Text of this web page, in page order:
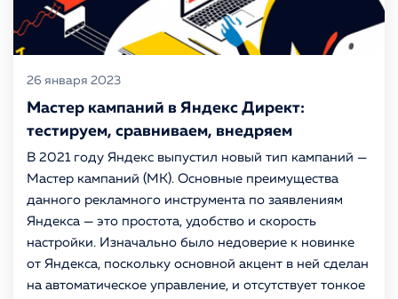
26 января 2023
Мастер кампаний в Яндекс Директ:
тестируем, сравниваем, внедряем
В 2021 году Яндекс выпустил новый тип кампаний —
Мастер кампаний (МК). Основные преимущества
данного рекламного инструмента по заявлениям
Яндекса — это простота, удобство и скорость
настройки. Изначально было недоверие к новинке
от Яндекса, поскольку основной акцент в ней сделан
на автоматическое управление, и отсутствует тонкое